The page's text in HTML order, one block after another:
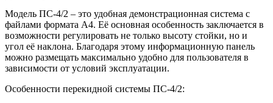
Модель ПС-4/2 – это удобная демонстрационная система с
файлами формата А4. Её основная особенность заключается в
возможности регулировать не только высоту стойки, но и
угол её наклона. Благодаря этому информационную панель
можно размещать максимально удобно для пользователя в
зависимости от условий эксплуатации.
Особенности перекидной системы ПС-4/2: